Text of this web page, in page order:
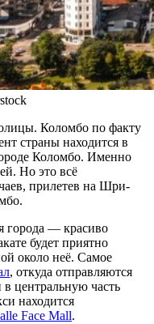
Коломбо по факту
страны находится в
Коломбо. Именно
Но это всё
прилетев на Шри-
города — красиво
будет приятно
около неё. Самое
, откуда отправляются
центральную часть
находится
Face Mall.